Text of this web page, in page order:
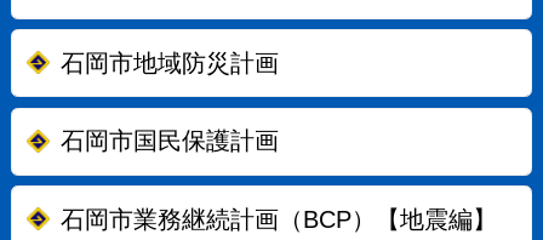
石岡市地域防災計画
石岡市国民保護計画
石岡市業務継続計画（BCP）【地震編】